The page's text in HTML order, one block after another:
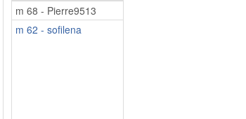
m 68 - Pierre9513
m 62 - sofilena